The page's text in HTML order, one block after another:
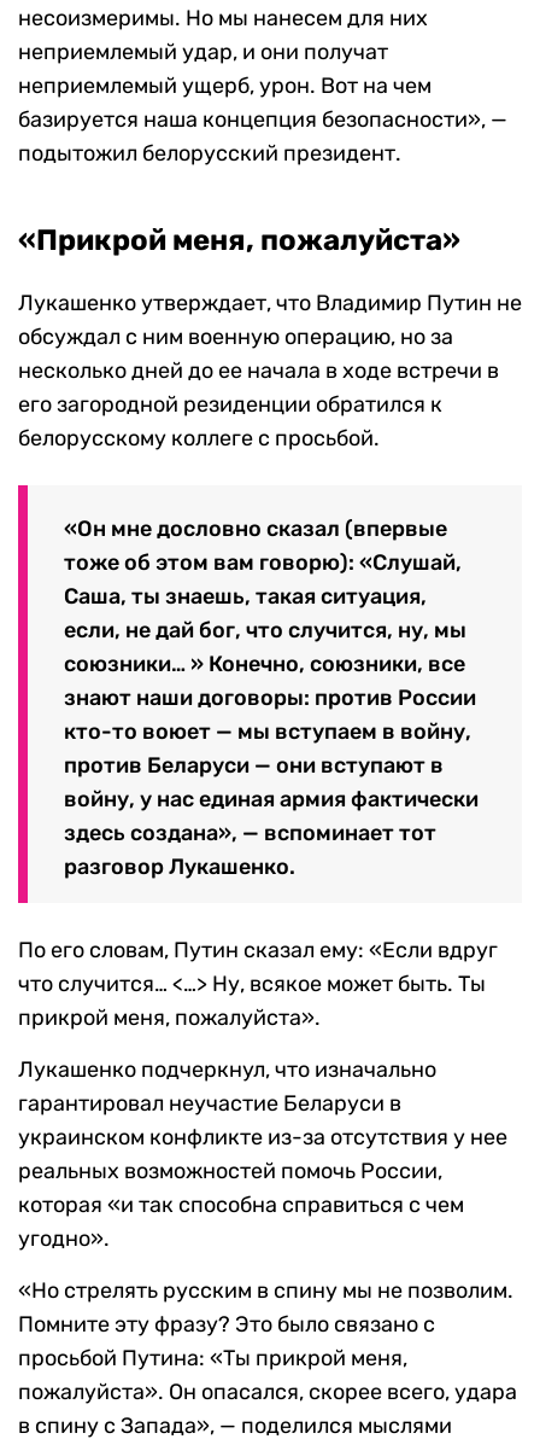
несоизмеримы. Но мы нанесем для них
неприемлемый удар, и они получат
неприемлемый ущерб, урон. Вот на чем
базируется наша концепция безопасности», —
подытожил белорусский президент.
«Прикрой меня, пожалуйста»
Лукашенко утверждает, что Владимир Путин не
обсуждал с ним военную операцию, но за
несколько дней до ее начала в ходе встречи в
его загородной резиденции обратился к
белорусскому коллеге с просьбой.
«Он мне дословно сказал (впервые
тоже об этом вам говорю): «Слушай,
Саша, ты знаешь, такая ситуация,
если, не дай бог, что случится, ну, мы
союзники… » Конечно, союзники, все
знают наши договоры: против России
кто-то воюет — мы вступаем в войну,
против Беларуси — они вступают в
войну, у нас единая армия фактически
здесь создана», — вспоминает тот
разговор Лукашенко.
По его словам, Путин сказал ему: «Если вдруг
что случится… <…> Ну, всякое может быть. Ты
прикрой меня, пожалуйста».
Лукашенко подчеркнул, что изначально
гарантировал неучастие Беларуси в
украинском конфликте из-за отсутствия у нее
реальных возможностей помочь России,
которая «и так способна справиться с чем
угодно».
«Но стрелять русским в спину мы не позволим.
Помните эту фразу? Это было связано с
просьбой Путина: «Ты прикрой меня,
пожалуйста». Он опасался, скорее всего, удара
в спину с Запада», — поделился мыслями